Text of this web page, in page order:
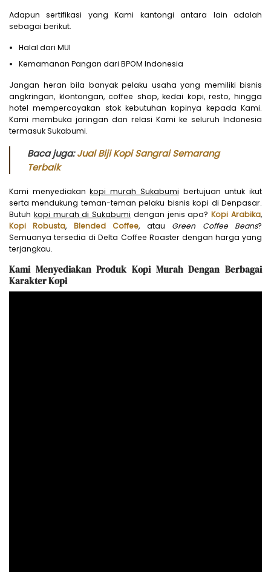
Adapun sertifikasi yang Kami kantongi antara lain adalah
sebagai berikut.
Halal dari MUI
Kemamanan Pangan dari BPOM Indonesia
Jangan heran bila banyak pelaku usaha yang memiliki bisnis
angkringan, klontongan, coffee shop, kedai kopi, resto, hingga
hotel mempercayakan stok kebutuhan kopinya kepada Kami.
Kami membuka jaringan dan relasi Kami ke seluruh Indonesia
termasuk Sukabumi.
Baca juga:Jual Biji Kopi Sangrai Semarang
Terbaik
Kami menyediakankopi murah Sukabumi bertujuan untuk ikut
serta mendukung teman-teman pelaku bisnis kopi di Denpasar.
Butuh kopi murah di Sukabumi dengan jenis apa?Kopi Arabika,
Kopi Robusta, Blended Coffee, atau Green Coffee Beans?
Semuanya tersedia di Delta Coffee Roaster dengan harga yang
terjangkau.
Kami Menyediakan Produk Kopi Murah Dengan Berbagai
Karakter Kopi